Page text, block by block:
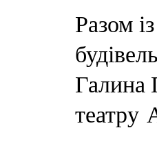
Разом
Галина
театру